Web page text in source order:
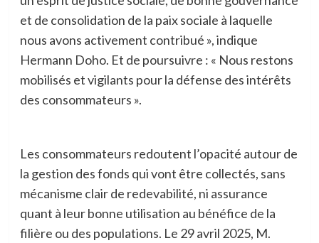
et de consolidation de la paix sociale à laquelle
nous avons activement contribué », indique
Hermann Doho. Et de poursuivre : « Nous restons
mobilisés et vigilants pour la défense des intérêts
des consommateurs ».
Les consommateurs redoutent l’opacité autour de
la gestion des fonds qui vont être collectés, sans
mécanisme clair de redevabilité, ni assurance
quant à leur bonne utilisation au bénéfice de la
filière ou des populations. Le 29 avril 2025, M.